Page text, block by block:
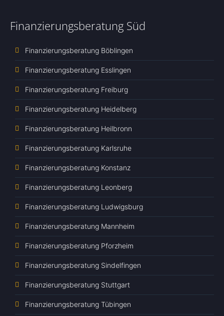
Finanzierungsberatung Süd
Finanzierungsberatung Böblingen
Finanzierungsberatung Esslingen
Finanzierungsberatung Freiburg
Finanzierungsberatung Heidelberg
Finanzierungsberatung Heilbronn
Finanzierungsberatung Karlsruhe
Finanzierungsberatung Konstanz
Finanzierungsberatung Leonberg
Finanzierungsberatung Ludwigsburg
Finanzierungsberatung Mannheim
Finanzierungsberatung Pforzheim
Finanzierungsberatung Sindelfingen
Finanzierungsberatung Stuttgart
Finanzierungsberatung Tübingen